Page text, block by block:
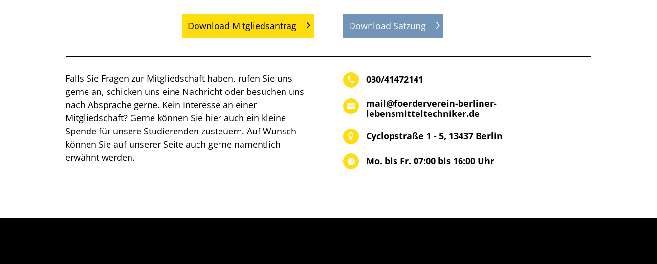
Download Mitgliedsantrag Download Satzung
Falls Sie Fragen zur Mitgliedschaft haben, rufen Sie uns
gerne an, schicken uns eine Nachricht oder besuchen uns
nach Absprache gerne. Kein Interesse an einer
Mitgliedschaft? Gerne können Sie hier auch ein kleine
Spende für unsere Studierenden zusteuern. Auf Wunsch
können Sie auf unserer Seite auch gerne namentlich
erwähnt werden.
 030/41472141

mail@foerderverein-berliner-
lebensmitteltechniker.de
 Cyclopstraße 1 - 5, 13437 Berlin
 Mo. bis Fr. 07:00 bis 16:00 Uhr